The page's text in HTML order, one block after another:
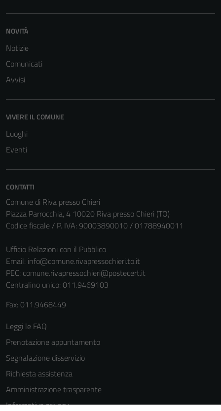
NOVITÀ
Notizie
Comunicati
Avvisi
VIVERE IL COMUNE
Luoghi
Eventi
CONTATTI
Comune di Riva presso Chieri
Piazza Parrocchia, 4 10020 Riva presso Chieri (TO)
Codice fiscale / P. IVA: 90003890010 / 01788940011
Ufficio Relazioni con il Pubblico
Email: info@comune.rivapressochieri.to.it
PEC: comune.rivapressochieri@postecert.it
Centralino unico: 011.9469103
Fax: 011.9468449
Leggi le FAQ
Prenotazione appuntamento
Segnalazione disservizio
Richiesta assistenza
Amministrazione trasparente
Informativa privacy
per il
Questi cookie
personali.